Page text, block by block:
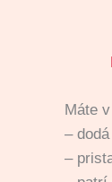
Máte
–
–